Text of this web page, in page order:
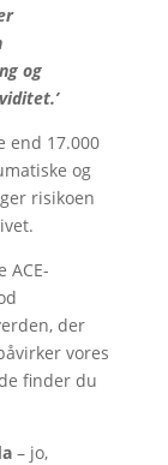
og
end 17.000
og
risikoen
ACE-
der
vores
finder du
– jo,